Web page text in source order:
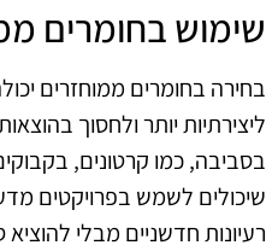
שימוש בחומרים
בחירה בחומרים ממוחזרים
ליצירתיות יותר ולחסוך
בסביבה, כמו קרטונים,
שיכולים לשמש בפרויקטים
רעיונות חדשניים מבלי